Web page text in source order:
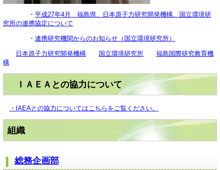
・ 平成27年4月 福島県、日本原子力研究開発機構、国立環境研
究所の連携協定について
・ 連携研究機関からのお知らせ（国立環境研究所）
日本原子力研究開発機構 国立環境研究所
福島国際研究教育機
構
ＩＡＥＡとの協力について
・IAEAとの協力についてはこちらをご覧ください。
組織
総務企画部